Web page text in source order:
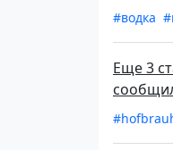
#водка
Еще 3